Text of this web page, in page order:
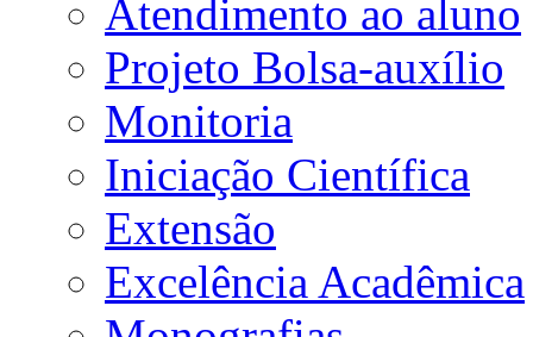
Atendimento ao aluno
Projeto Bolsa-auxílio
Monitoria
Iniciação Científica
Extensão
Excelência Acadêmica